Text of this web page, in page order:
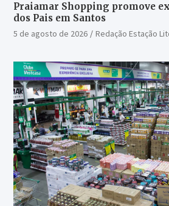
Praiamar Shopping promove
dos Pais em Santos
5 de agosto de 2026 Redação Estação